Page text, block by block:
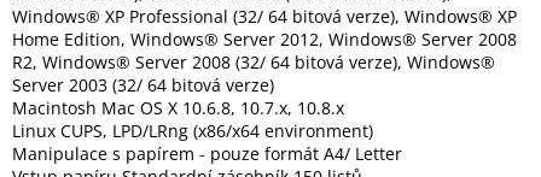
Domácnost
%
Black
Friday
VÝPRODEJ
Windows® XP Professional (32/ 64 bitová verze), Windows® XP
Home Edition, Windows® Server 2012, Windows® Server 2008
R2, Windows® Server 2008 (32/ 64 bitová verze), Windows®
Server 2003 (32/ 64 bitová verze)
Macintosh Mac OS X 10.6.8, 10.7.x, 10.8.x
Linux CUPS, LPD/LRng (x86/x64 environment)
Manipulace s papírem - pouze formát A4/ Letter